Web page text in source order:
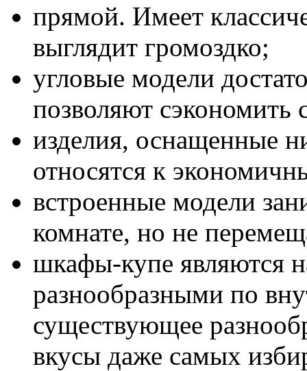
прямой. Имеет
выглядит громоздко;
угловые модели
позволяют сэкономить
изделия, оснащенные
относятся к
встроенные модели
комнате, но не
шкафы-купе являются
разнообразными по
существующее
вкусы даже самых